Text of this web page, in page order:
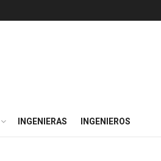
INGENIERAS INGENIEROS